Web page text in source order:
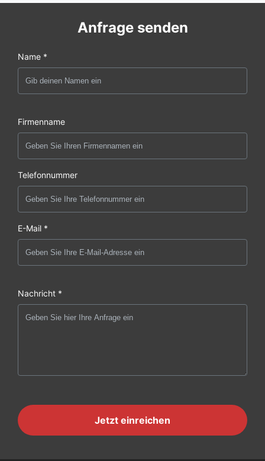
Anfrage senden
Name *
Firmenname
Telefonnummer
E-Mail *
Nachricht *
Jetzt einreichen